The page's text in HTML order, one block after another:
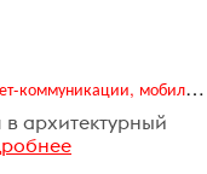
Digital (web-дизайн, интернет-реклама и продвижение, интернет-сообщества и блоги, интернет-коммуникации, мобильный маркетинг, реклама на цифровых экранах)
архитектурный